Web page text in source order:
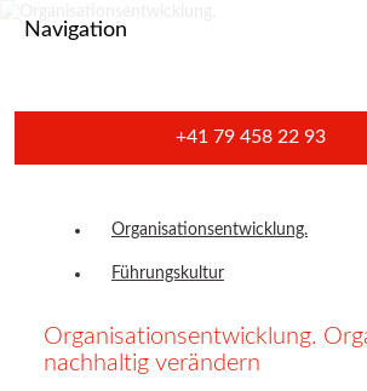
Navigation
+41 79 458 22 93
Organisationsentwicklung.
Führungskultur
Organisationsentwicklung.
nachhaltig verändern